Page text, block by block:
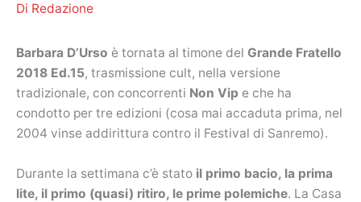
Di Redazione
Barbara D’Urso è tornata al timone del Grande Fratello
2018 Ed.15, trasmissione cult, nella versione
tradizionale, con concorrenti Non Vip e che ha
condotto per tre edizioni (cosa mai accaduta prima, nel
2004 vinse addirittura contro il Festival di Sanremo).
Durante la settimana c’è stato il primo bacio, la prima
lite, il primo (quasi) ritiro, le prime polemiche. La Casa